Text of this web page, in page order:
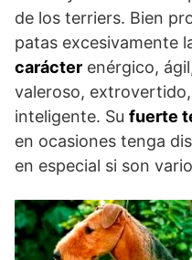
de los terriers. Bien
patas excesivamente
carácter enérgico,
valeroso,
inteligente. Su fuerte
en ocasiones tenga
en especial si son